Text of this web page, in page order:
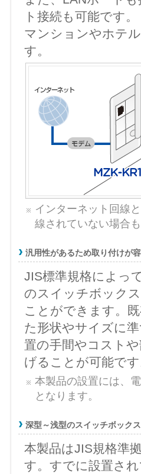
ト接続も可能です。
マンションやホテ
す。
インターネット回線
線されていない場合
汎用性があるため取り付けが
JIS標準規格によっ
のスイッチボック
ことができます。
た形状やサイズに
置の手間やコスト
げることが可能です
本製品の設置には、
となります。
深型～浅型のスイッチボック
本製品はJIS規格準
す。すでに設置さ